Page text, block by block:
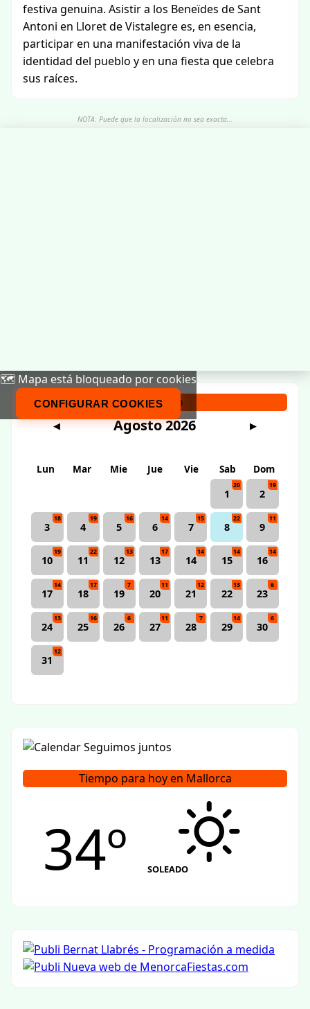
festiva genuina. Asistir a los Beneïdes de Sant
Antoni en Lloret de Vistalegre es, en esencia,
participar en una manifestación viva de la
identidad del pueblo y en una fiesta que celebra
sus raíces.
NOTA: Puede que la localización no sea exacta...
🗺️ Mapa está bloqueado por cookies
CONFIGURAR COOKIES
Calendario
◀ Agosto 2026 ▶
Lun Mar Mie Jue Vie Sab
Dom
1
20
2
19
3
18
4
19
5
16
6
14
7
15
8
22
9
11
10
19
11
22
12
13
13
17
14
14
15
14
16
14
17
14
18
17
19
7
20
11
21
12
22
13
23
6
24
13
25
16
26
6
27
11
28
7
29
14
30
6
31
12
Tiempo para hoy en Mallorca
34º SOLEADO